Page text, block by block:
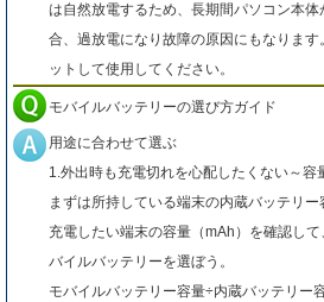
は自然放電するため、長期間パソコン本
合、過放電になり故障の原因にもなりま
ットして使用してください。
モバイルバッテリーの選び方ガイド
用途に合わせて選ぶ
1.外出時も充電切れを心配したくない～容
まずは所持している端末の内蔵バッテリー
充電したい端末の容量（mAh）を確認し
バイルバッテリーを選ぼう。
モバイルバッテリー容量÷内蔵バッテリー